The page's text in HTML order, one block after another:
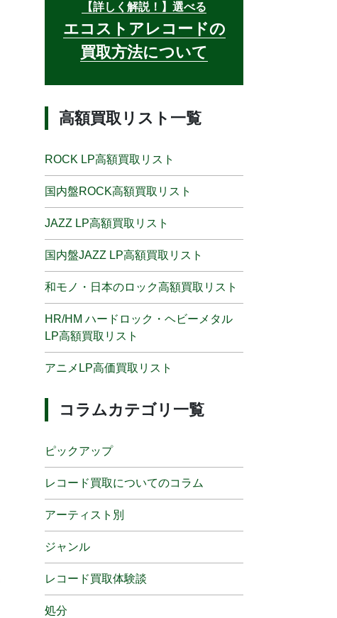
【詳しく解説！】選べる
エコストアレコードの
買取方法について
高額買取リスト一覧
ROCK LP高額買取リスト
国内盤ROCK高額買取リスト
JAZZ LP高額買取リスト
国内盤JAZZ LP高額買取リスト
和モノ・日本のロック高額買取リスト
HR/HM ハードロック・ヘビーメタル
LP高額買取リスト
アニメLP高価買取リスト
コラムカテゴリ一覧
ピックアップ
レコード買取についてのコラム
アーティスト別
ジャンル
レコード買取体験談
処分